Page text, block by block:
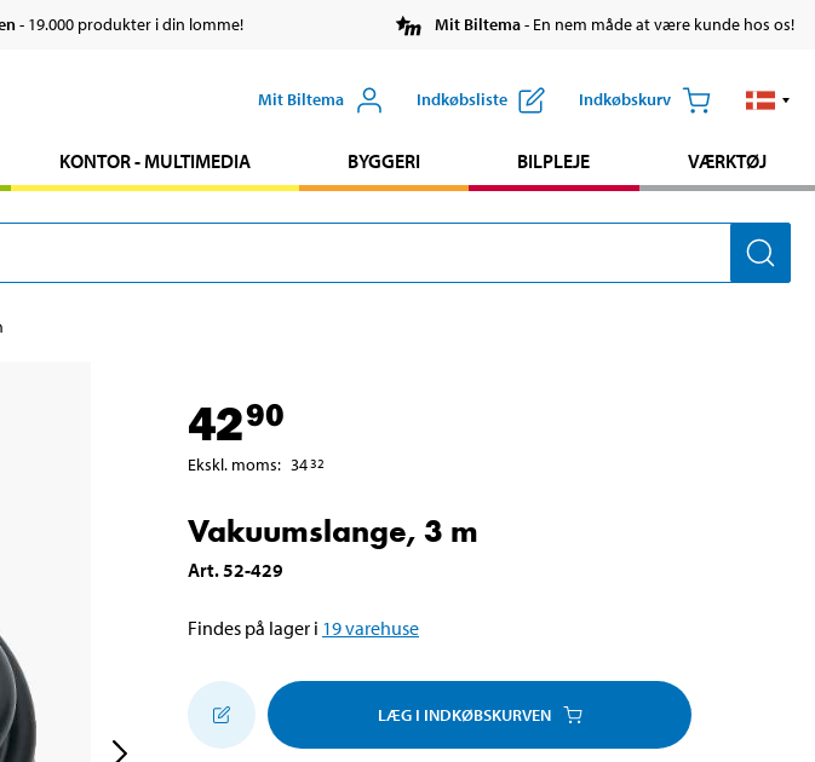
- 19.000 produkter i din lomme! Mit Biltema- En nem måde at være kunde hos os!
Mit Biltema Indkøbsliste Indkøbskurv
KONTOR - MULTIMEDIA BYGGERI BILPLEJE VÆRKTØJ
4290
Ekskl. moms: 3432
Vakuumslange, 3 m
Art.52-429
Findes på lager i 19varehuse
LÆG I INDKØBSKURVEN